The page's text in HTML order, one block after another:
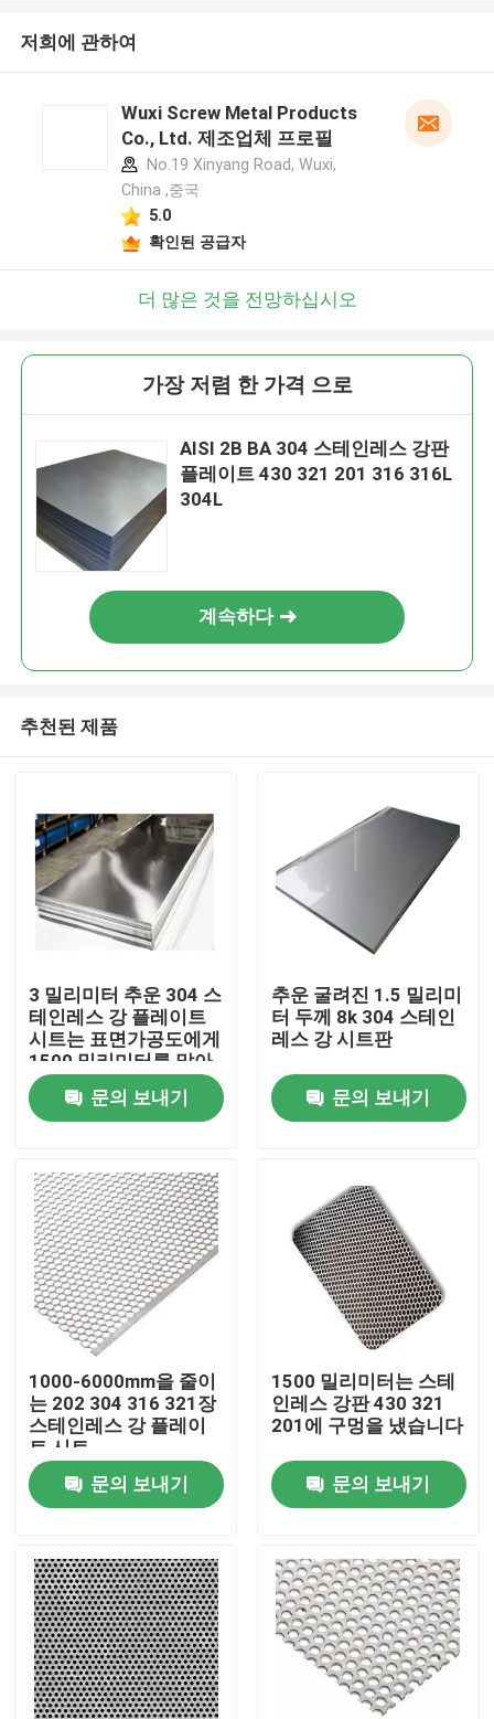
집
동영상
우리에 대하여
공장 여행
품질 관리
연락주세요
인용문을 요구하세요
스테인레스 스틸 합금
스테인레스 강 플레이트 시트
저희에 관하여
Wuxi Screw Metal Products
Co., Ltd. 제조업체 프로필
No.19 Xinyang Road, Wuxi,
China ,중국
5.0
확인된 공급자
더 많은 것을 전망하십시오
가장 저렴 한 가격 으로
AISI 2B BA 304 스테인레스 강판
플레이트 430 321 201 316 316L
304L
계속하다
추천된 제품
3 밀리미터 추운 304 스
테인레스 강 플레이트
시트는 표면가공도에게
1500 밀리미터를 말아
주었습니다
문의 보내기
추운 굴려진 1.5 밀리미
터 두께 8k 304 스테인
레스 강 시트판
문의 보내기
1000-6000mm을 줄이
는 202 304 316 321장
스테인레스 강 플레이
트 시트
문의 보내기
1500 밀리미터는 스테
인레스 강판 430 321
201에 구멍을 냈습니다
문의 보내기